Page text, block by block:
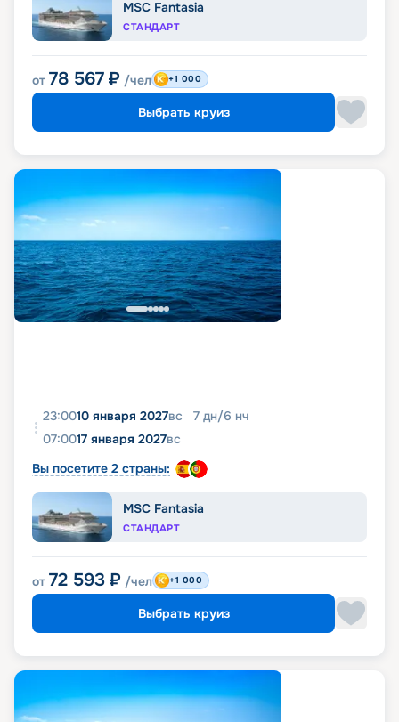
MSC Fantasia
СТАНДАРТ
от 78 567 ₽ /чел +1 000
Выбрать круиз
23:0010 января 2027вс 7 дн/6 нч
07:0017 января 2027вс
Вы посетите 2 страны:
MSC Fantasia
СТАНДАРТ
от 72 593 ₽ /чел +1 000
Выбрать круиз